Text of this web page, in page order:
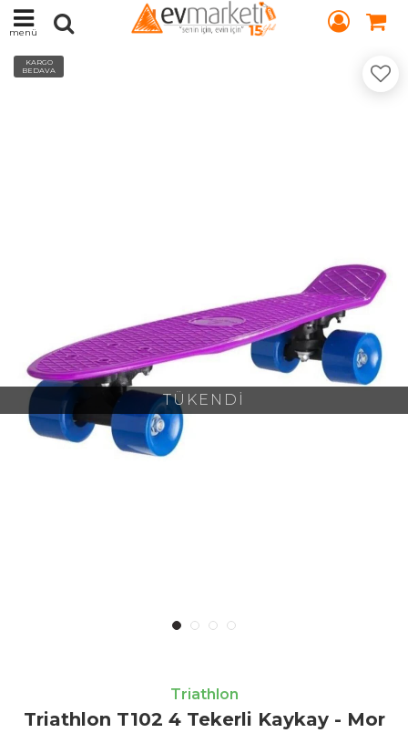
menü
TÜKENDİ
KARGO
BEDAVA
Triathlon
Triathlon T102 4 Tekerli Kaykay - Mor